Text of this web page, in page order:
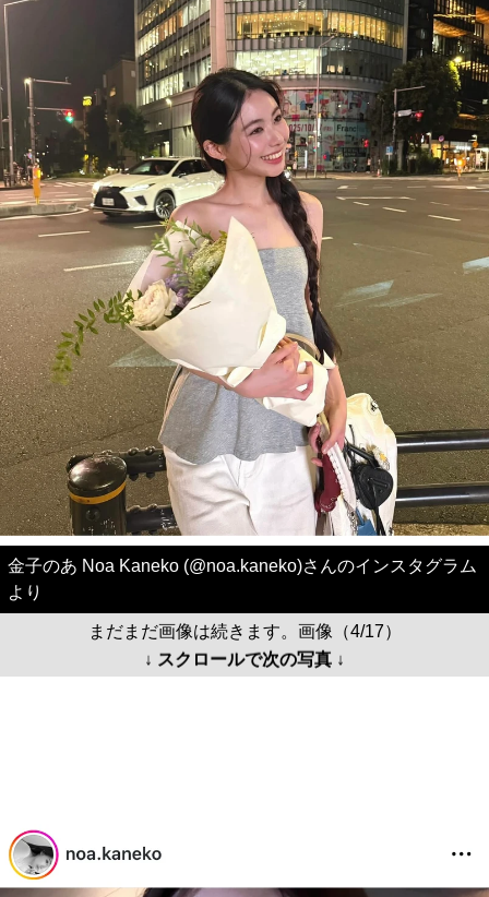
金子のあ Noa Kaneko (@noa.kaneko)さんのインスタグラム
より
まだまだ画像は続きます。画像（4/17）
↓ スクロールで次の写真 ↓